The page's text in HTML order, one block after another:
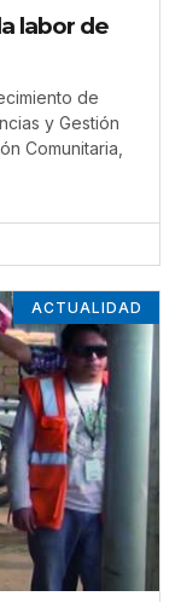
labor de
de
y Gestión
Comunitaria,
ACTUALIDAD